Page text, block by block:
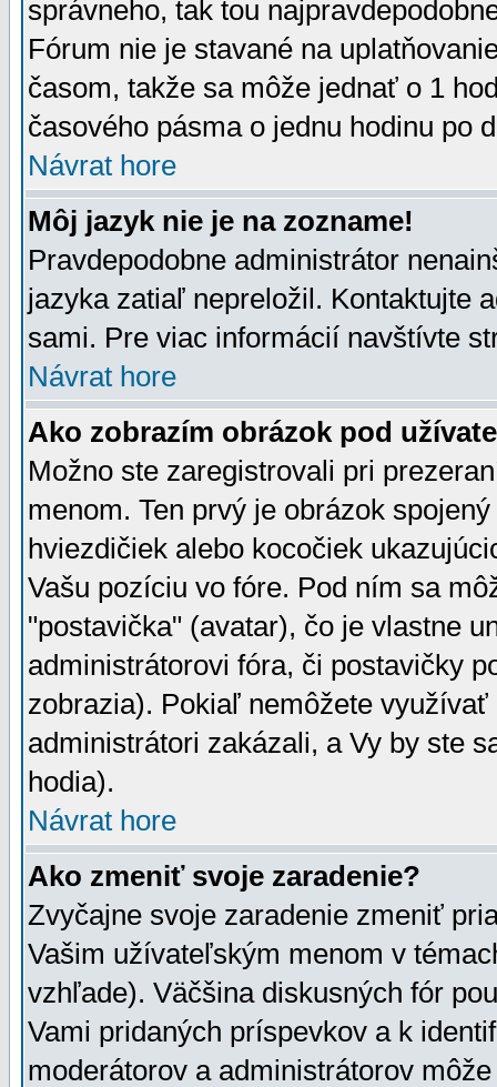
správneho, tak tou
Fórum nie je stavané na
časom, takže sa môže jednať o 1
časového pásma o jednu hodinu po
Návrat hore
Môj jazyk nie je na zozname!
Pravdepodobne administrátor
jazyka zatiaľ nepreložil. Kontaktujte
sami. Pre viac informácií navštívte
Návrat hore
Ako zobrazím obrázok pod
Možno ste zaregistrovali pri
menom. Ten prvý je obrázok
hviezdičiek alebo kocočiek
Vašu pozíciu vo fóre. Pod ním sa
"postavička" (avatar), čo je vlastne
administrátorovi fóra, či postavičky
zobrazia). Pokiaľ nemôžete
administrátori zakázali, a Vy by ste
hodia).
Návrat hore
Ako zmeniť svoje zaradenie?
Zvyčajne svoje zaradenie zmeniť
Vašim užívateľským menom v
vzhľade). Väčšina diskusných fór
Vami pridaných príspevkov a k
moderátorov a administrátorov